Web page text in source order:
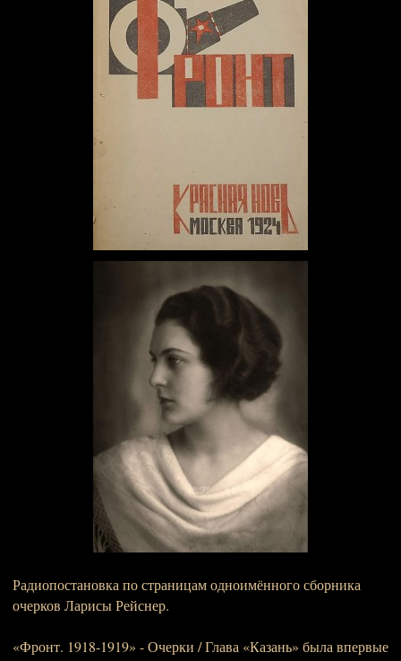
Радиопостановка по страницам одноимённого сборника
очерков Ларисы Рейснер.
«Фронт. 1918-1919» - Очерки / Глава «Казань» была впервые